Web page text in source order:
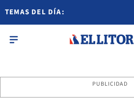
TEMAS DEL DÍA:
PUBLICIDAD